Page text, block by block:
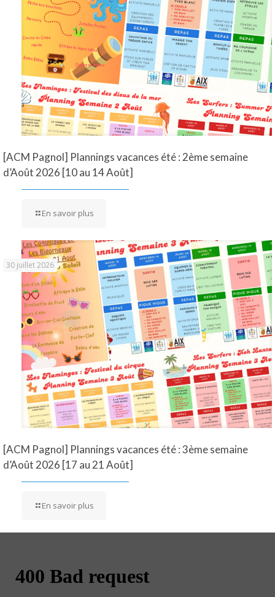
[ACM Pagnol] Plannings vacances été : 2ème semaine
d’Août 2026 [10 au 14 Août]
En savoir plus
30 juillet 2026
[ACM Pagnol] Plannings vacances été : 3ème semaine
d’Août 2026 [17 au 21 Août]
En savoir plus